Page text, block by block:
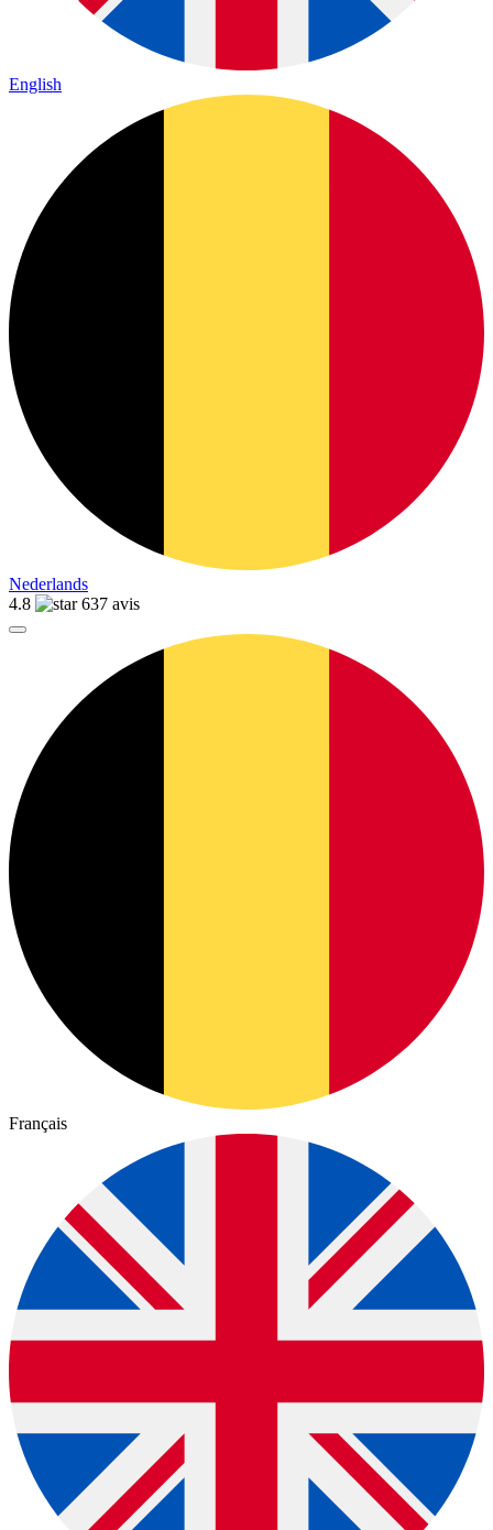
English
Nederlands
4.8
637 avis
Français